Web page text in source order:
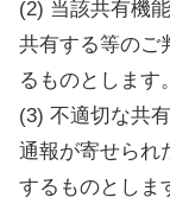
(2) 当該共有機
共有する等のご
るものとします。
(3) 不適切な共
通報が寄せられ
するものとしま